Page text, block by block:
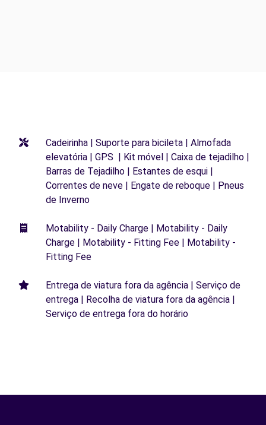
Cadeirinha | Suporte para bicileta | Almofada
elevatória | GPS | Kit móvel | Caixa de tejadilho |
Barras de Tejadilho | Estantes de esqui |
Correntes de neve | Engate de reboque | Pneus
de Inverno
Motability - Daily Charge | Motability - Daily
Charge | Motability - Fitting Fee | Motability -
Fitting Fee
Entrega de viatura fora da agência | Serviço de
entrega | Recolha de viatura fora da agência |
Serviço de entrega fora do horário